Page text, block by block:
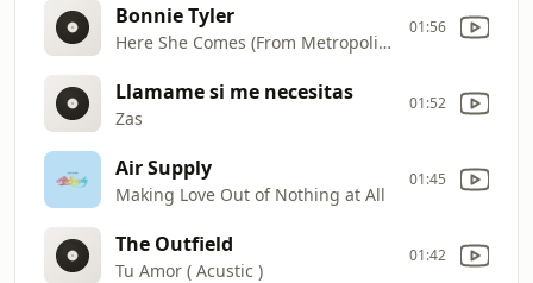
Bonnie Tyler
Here She Comes (From Metropolis Soundtrack)
01:56
Llamame si me necesitas
Zas
01:52
Air Supply
Making Love Out of Nothing at All
01:45
The Outfield
Tu Amor ( Acustic )
01:42